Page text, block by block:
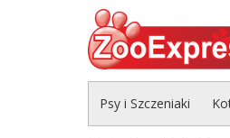
Psy i Szczeniaki